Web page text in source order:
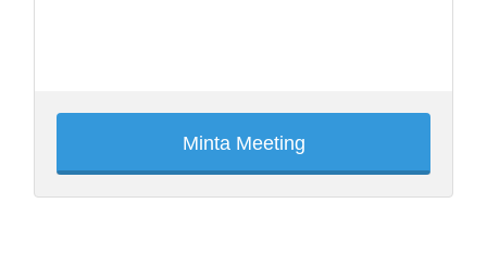
Minta Meeting